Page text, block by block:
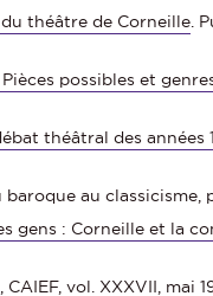
théâtre de Corneille .
possibles et
théâtral des années
baroque au classicisme,
gens : Corneille et la
, CAIEF, vol. XXXVII, mai